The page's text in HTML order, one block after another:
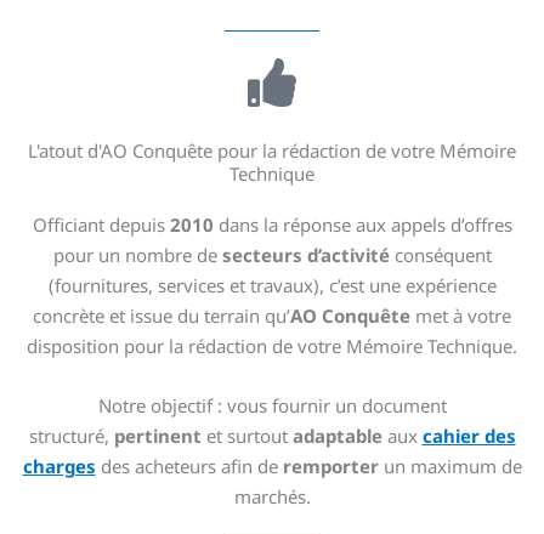
L'atout d'AO Conquête pour la rédaction de votre Mémoire
Technique
Officiant depuis 2010 dans la réponse aux appels d’offres
pour un nombre de secteurs d’activitéconséquent
(fournitures, services et travaux), c’est une expérience
concrète et issue du terrain qu’AO Conquête met à votre
disposition pour la rédaction de votre Mémoire Technique.
Notre objectif : vous fournir un document
structuré, pertinent et surtout adaptable aux cahier des
charges des acheteurs afin de remporter un maximum de
marchés.